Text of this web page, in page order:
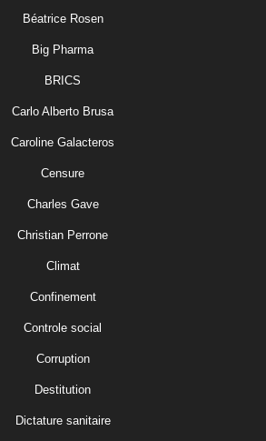
Béatrice Rosen
Big Pharma
BRICS
Carlo Alberto Brusa
Caroline Galacteros
Censure
Charles Gave
Christian Perrone
Climat
Confinement
Controle social
Corruption
Destitution
Dictature sanitaire